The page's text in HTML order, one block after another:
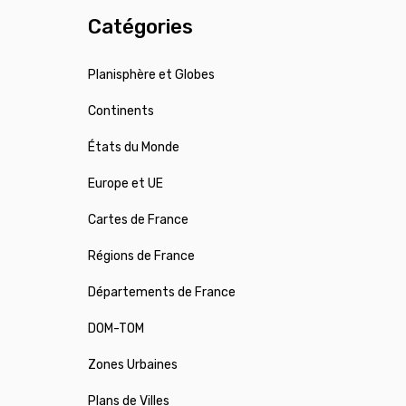
Catégories
Planisphère et Globes
Continents
États du Monde
Europe et UE
Cartes de France
Régions de France
Départements de France
DOM-TOM
Zones Urbaines
Plans de Villes